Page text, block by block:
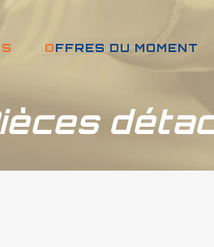
OFFRES DU MOMENT